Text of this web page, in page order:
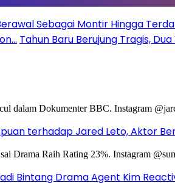
Sebagai Montir Hingga
Tahun Baru Berujung Tragis,
terhadap Jared Leto, Aktor
Bintang Drama Agent Kim